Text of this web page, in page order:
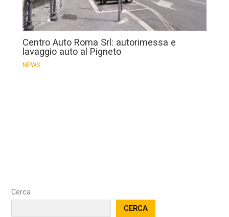
Centro Auto Roma Srl: autorimessa e
lavaggio auto al Pigneto
NEWS
Cerca
CERCA